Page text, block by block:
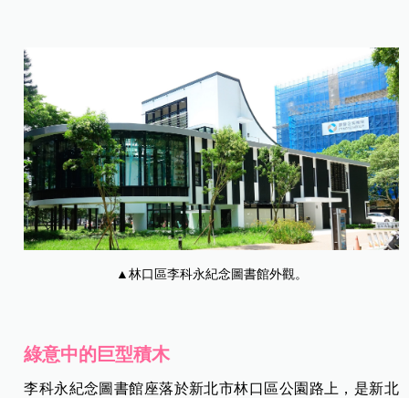
▲林口區李科永紀念圖書館外觀。
綠意中的巨型積木
李科永紀念圖書館座落於新北市林口區公園路上，是新北